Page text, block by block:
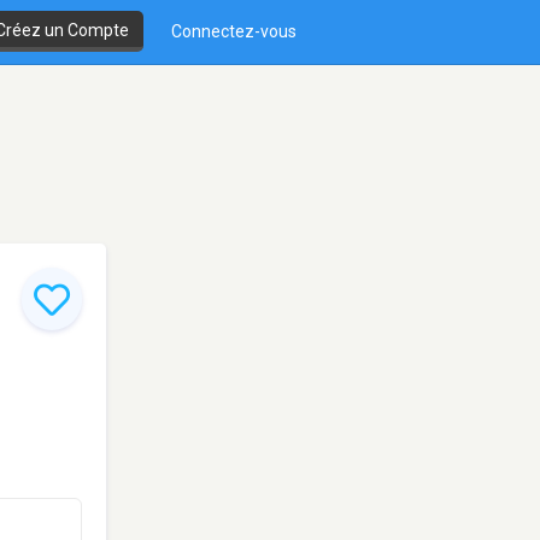
un Compte Connectez-vous